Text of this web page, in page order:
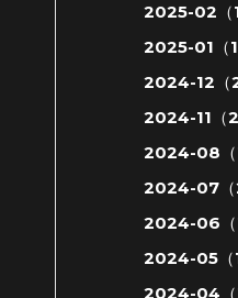
2025-02（1
2025-01（1
2024-12（2
2024-11（2
2024-08（1
2024-07（
2024-06（1
2024-05（1
2024-04（1